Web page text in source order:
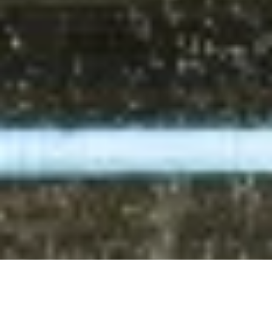
Elektronikus számla